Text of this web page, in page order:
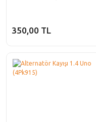
350,00 TL